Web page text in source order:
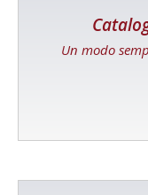
Un modo